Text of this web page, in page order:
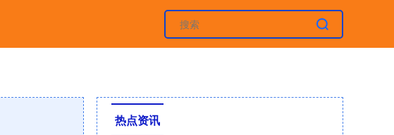
热点资讯